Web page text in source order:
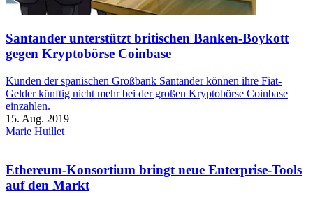
Santander unterstützt britischen Banken-Boykott
gegen Kryptobörse Coinbase
Kunden der spanischen Großbank Santander können ihre Fiat-
Gelder künftig nicht mehr bei der großen Kryptobörse Coinbase
einzahlen.
15. Aug. 2019
Marie Huillet
Ethereum-Konsortium bringt neue Enterprise-Tools
auf den Markt